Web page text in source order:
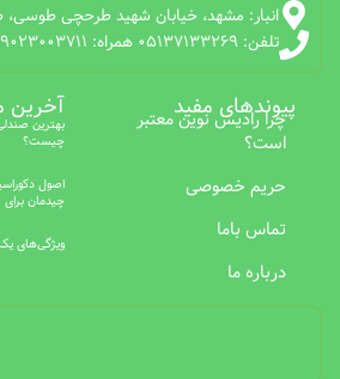
انبار: مشهد، خیابان شهید طرحچی طوسی،
تلفن: 05137133269 همراه: 09023003711
پیوندهای مفید
چرا رادیس نوین معتبر
است؟
حریم خصوصی
تماس باما
درباره ما
آخرین
بهترین
چیست؟
اصول
چیدمان
ویژگی‌های